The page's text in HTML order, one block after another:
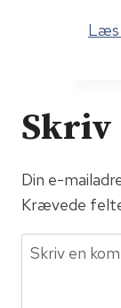
Læs
Skriv
Din e-
Krævede